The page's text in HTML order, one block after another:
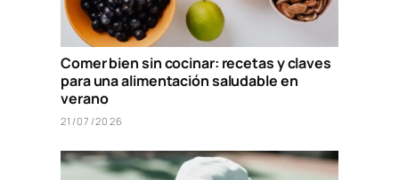
Comer bien sin cocinar: recetas y claves
para una alimentación saludable en
verano
21/07/2026